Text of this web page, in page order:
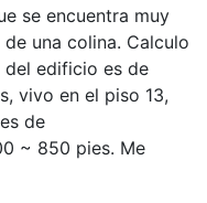
se encuentra muy
una colina. Calculo
del edificio es de
vivo en el piso 13,
de
~ 850 pies. Me